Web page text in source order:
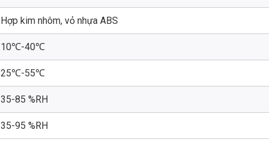
Hợp kim nhôm, vỏ nhựa ABS
10℃-40℃
25℃-55℃
35-85 %RH
35-95 %RH